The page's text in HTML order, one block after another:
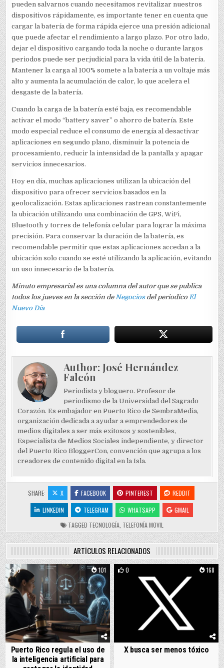
pueden salvarnos cuando necesitamos revitalizar nuestros
dispositivos rápidamente, es importante tener en cuenta que
cargar la batería de forma rápida ejerce una presión adicional
que puede afectar el rendimiento a largo plazo. Por otro lado,
dejar el dispositivo cargando toda la noche o durante largos
periodos puede ser perjudicial para la vida útil de la batería.
Mantener la carga al 100% somete a la batería a un voltaje más
alto y aumenta la acumulación de calor, lo que acelera el
desgaste de la batería.
Cuando la carga de la batería esté baja, es recomendable
activar el modo “battery saver” o ahorro de batería. Este
modo especial reduce el consumo de energía al desactivar
aplicaciones en segundo plano, disminuir la potencia de
procesamiento, reducir la intensidad de la pantalla y apagar
servicios innecesarios.
Hoy en día, muchas aplicaciones utilizan la ubicación del
dispositivo para ofrecer servicios basados en la
geolocalización. Estas aplicaciones rastrean constantemente
la ubicación utilizando una combinación de GPS, WiFi,
Bluetooth y torres de telefonía celular para lograr la máxima
precisión. Para conservar la duración de la batería, es
recomendable permitir que estas aplicaciones accedan a la
ubicación solo cuando se esté utilizando la aplicación, evitando
un uso innecesario de la batería.
Minuto empresarial es una columna del autor que se publica
todos los jueves en la sección deNegociosdel periodicoEl
Nuevo Día
Author:José Hernández
Falcón
Periodista y bloguero. Profesor de
periodismo de la Universidad del Sagrado
Corazón. Es embajador en Puerto Rico de SembraMedia,
organización dedicada a ayudar a emprendedores de
medios digitales a ser más exitosos y sostenibles,
Especialista de Medios Sociales independiente, y director
del Puerto Rico BloggerCon, convención que agrupa a los
creadores de contenido digital en la Isla.
SHARE: X FACEBOOK PINTEREST
REDDIT
LINKEDIN
TELEGRAM WHATSAPP
GMAIL
TAGGED TECNOLOGÍA TELEFONÍA MOVIL
ARTÍCULOS RELACIONADOS
0 101
Puerto Rico regula el uso de
la inteligencia artificial para
0 168
X busca ser menos tóxico